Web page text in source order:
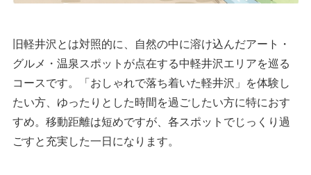
旧軽井沢とは対照的に、自然の中に溶け込んだアート・
グルメ・温泉スポットが点在する中軽井沢エリアを巡る
コースです。「おしゃれで落ち着いた軽井沢」を体験し
たい方、ゆったりとした時間を過ごしたい方に特におす
すめ。移動距離は短めですが、各スポットでじっくり過
ごすと充実した一日になります。